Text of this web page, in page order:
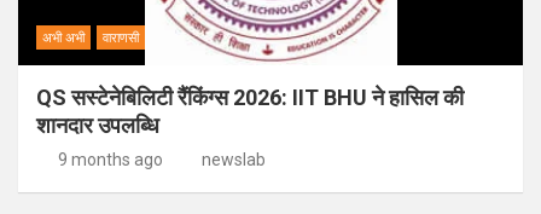
अभी अभी वाराणसी
QS सस्टेनेबिलिटी रैंकिंग्स 2026: IIT BHU ने हासिल की
शानदार उपलब्धि
9 months ago newslab